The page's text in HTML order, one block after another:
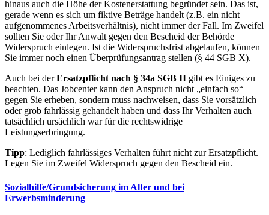
hinaus auch die Höhe der Kostenerstattung begründet sein. Das ist,
gerade wenn es sich um fiktive Beträge handelt (z.B. ein nicht
aufgenommenes Arbeitsverhältnis), nicht immer der Fall. Im Zweifel
sollten Sie oder Ihr Anwalt gegen den Bescheid der Behörde
Widerspruch einlegen. Ist die Widerspruchsfrist abgelaufen, können
Sie immer noch einen Überprüfungsantrag stellen (§ 44 SGB X).
Auch bei derErsatzpflicht nach § 34a SGB II gibt es Einiges zu
beachten. Das Jobcenter kann den Anspruch nicht „einfach so“
gegen Sie erheben, sondern muss nachweisen, dass Sie vorsätzlich
oder grob fahrlässig gehandelt haben und dass Ihr Verhalten auch
tatsächlich ursächlich war für die rechtswidrige
Leistungserbringung.
Tipp: Lediglich fahrlässiges Verhalten führt nicht zur Ersatzpflicht.
Legen Sie im Zweifel Widerspruch gegen den Bescheid ein.
Sozialhilfe/Grundsicherung im Alter und bei
Erwerbsminderung